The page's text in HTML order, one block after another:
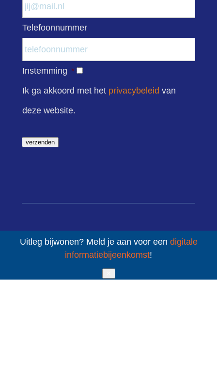
Uitleg bijwonen? Meld je aan voor een digitale
informatiebijeenkomst!
Telefoonnummer
Instemming *
Ik ga akkoord met het privacybeleid van
deze website.
verzenden